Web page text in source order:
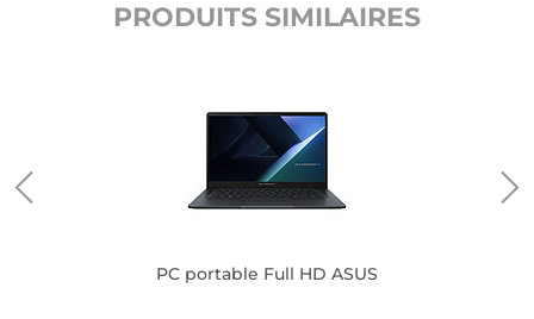
PRODUITS SIMILAIRES
PC portable Full HD ASUS